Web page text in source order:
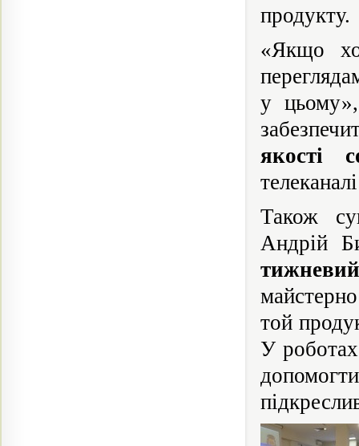
продукту.
«Якщо
у
якості
Також
Андрій
той
У